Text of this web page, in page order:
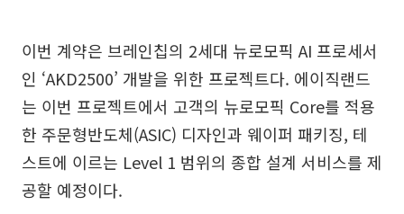
이번 계약은 브레인칩의 2세대 뉴로모픽 AI 프로세서
인 ‘AKD2500’ 개발을 위한 프로젝트다. 에이직랜드
는 이번 프로젝트에서 고객의 뉴로모픽 Core를 적용
한 주문형반도체(ASIC) 디자인과 웨이퍼 패키징, 테
스트에 이르는 Level 1 범위의 종합 설계 서비스를 제
공할 예정이다.